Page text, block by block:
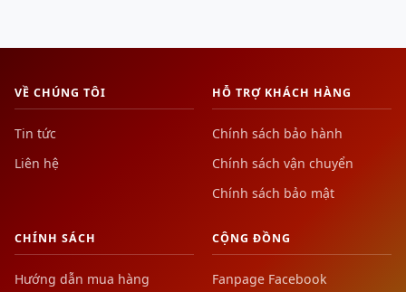
VỀ CHÚNG TÔI
Tin tức
Liên hệ
HỖ TRỢ KHÁCH HÀNG
Chính sách bảo hành
Chính sách vận chuyển
Chính sách bảo mật
CHÍNH SÁCH
Hướng dẫn mua hàng
CỘNG ĐỒNG
Fanpage Facebook